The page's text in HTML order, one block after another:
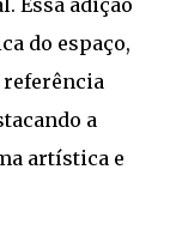
do espaço,
referência
a
artística e